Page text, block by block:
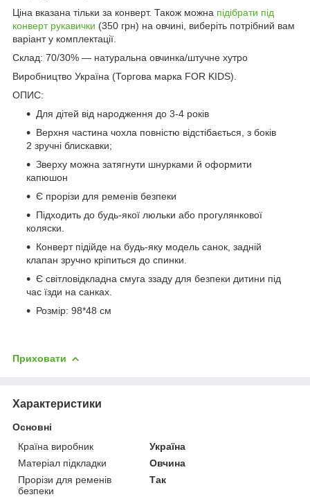
Ціна вказана тільки за конверт. Також можна підібрати під
конверт рукавички (350 грн) на овчині, виберіть потрібний вам
варіант у комплектації.
Склад: 70/30% — натуральна овчинка/штучне хутро
Виробництво Україна (Торгова марка FOR KIDS).
ОПИС:
Для дітей від народження до 3-4 років
Верхня частина чохла повністю відстібається, з боків
2 зручні блискавки;
Зверху можна затягнути шнурками й оформити
капюшон
Є прорізи для ременів безпеки
Підходить до будь-якої люльки або прогулянкової
коляски.
Конверт підійде на будь-яку модель санок, задній
клапан зручно кріпиться до спинки.
Є світловідкладна смуга ззаду для безпеки дитини під
час їзди на санках.
Розмір: 98*48 см
Приховати
Характеристики
Основні
Країна виробник
Україна
Матеріал підкладки
Овчина
Прорізи для ременів
безпеки
Так